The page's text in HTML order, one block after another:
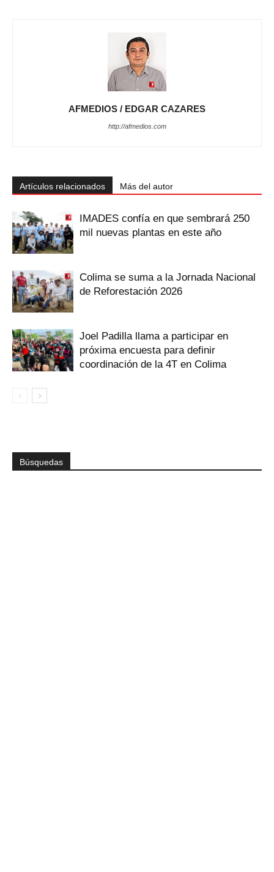
AFMEDIOS / EDGAR CAZARES
http://afmedios.com
Artículos relacionados Más del autor
IMADES confía en que sembrará 250
mil nuevas plantas en este año
Colima se suma a la Jornada Nacional
de Reforestación 2026
Joel Padilla llama a participar en
próxima encuesta para definir
coordinación de la 4T en Colima
Búsquedas